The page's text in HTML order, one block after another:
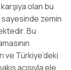
olan bu
zemin
Bu
ve Türkiye’deki
açısıyla ele